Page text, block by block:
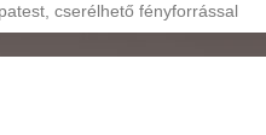
cserélhető fényforrással